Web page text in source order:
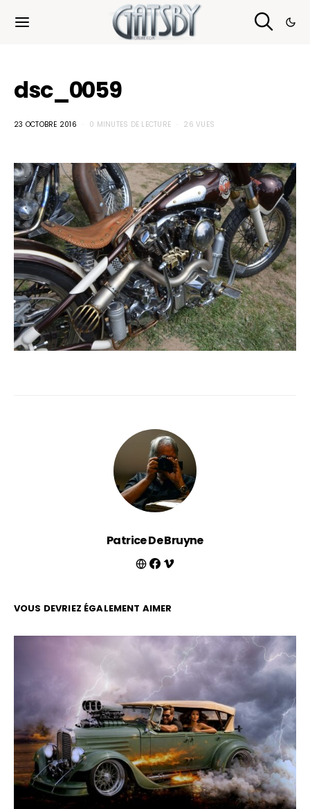
dsc_0059
23 OCTOBRE 2016 0 MINUTES DE LECTURE 26 VUES
Patrice De Bruyne
VOUS DEVRIEZ ÉGALEMENT AIMER
Cookies management panel